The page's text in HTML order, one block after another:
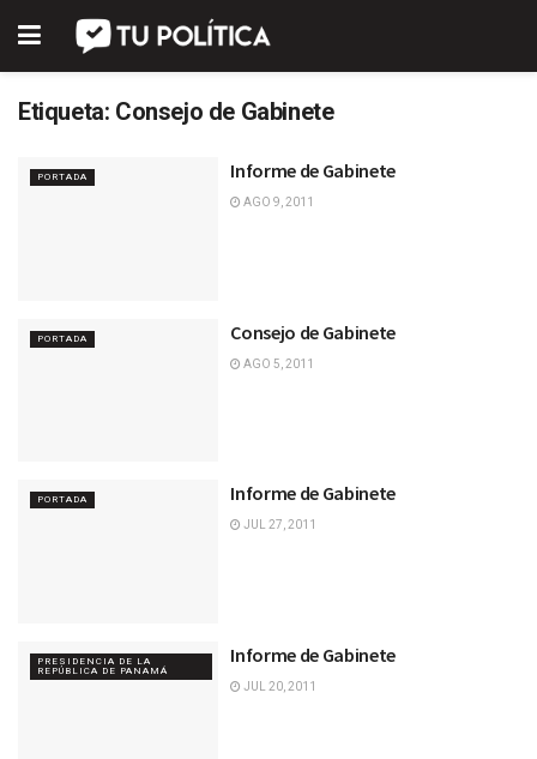
Etiqueta: Consejo de Gabinete
PORTADA Informe de Gabinete
AGO 9, 2011
PORTADA Consejo de Gabinete
AGO 5, 2011
PORTADA Informe de Gabinete
JUL 27, 2011
PRESIDENCIA DE LA
REPÚBLICA DE PANAMÁ
Informe de Gabinete
JUL 20, 2011